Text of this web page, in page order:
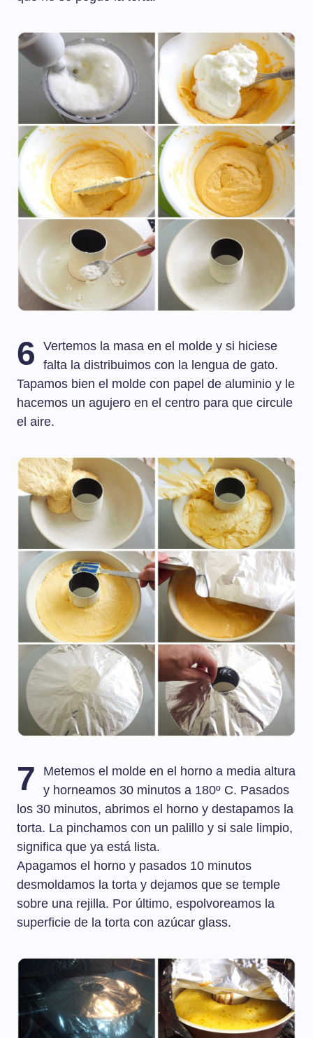
6
Vertemos la masa en el molde y si hiciese
falta la distribuimos con la lengua de gato.
Tapamos bien el molde con papel de aluminio y le
hacemos un agujero en el centro para que circule
el aire.
7
Metemos el molde en el horno a media altura
y horneamos 30 minutos a 180º C. Pasados
los 30 minutos, abrimos el horno y destapamos la
torta. La pinchamos con un palillo y si sale limpio,
significa que ya está lista.
Apagamos el horno y pasados 10 minutos
desmoldamos la torta y dejamos que se temple
sobre una rejilla. Por último, espolvoreamos la
superficie de la torta con azúcar glass.